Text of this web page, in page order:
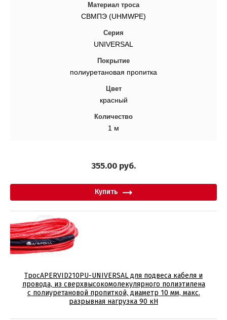
Материал троса
СВМПЭ (UHMWPE)
Серия
UNIVERSAL
Покрытие
полиуретановая пропитка
Цвет
красный
Количество
1 м
355.00 руб.
Купить
ТросAPERVID210PU-UNIVERSAL для подвеса кабеля и
провода, из сверхвысокомолекулярного полиэтилена
с полиуретановой пропиткой, диаметр 10 мм, макс.
разрывная нагрузка 90 кН